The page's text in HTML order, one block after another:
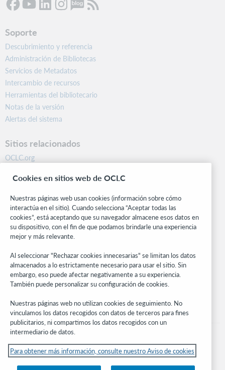
Soporte
Descubrimiento y referencia
Administración de Bibliotecas
Servicios de Metadatos
Intercambio de recursos
Herramientas del bibliotecario
Notas de la versión
Alertas del sistema
Sitios relacionados
OCLC.org
Centro comunitario
Investigación
WebJunction
Red de desarrolladores
Manténgase al día
Obtenga las últimas novedades de los productos, estudios de
investigación, eventos y mucho más – directo a su bandeja de
entrada.
Suscríbase ahora
Cookies en sitios web de OCLC
Nuestras páginas web usan cookies (información sobre cómo
interactúa en el sitio). Cuando selecciona “Aceptar todas las
cookies”, está aceptando que su navegador almacene esos datos en
su dispositivo, con el fin de que podamos brindarle una experiencia
mejor y más relevante.
Al seleccionar "Rechazar cookies innecesarias" se limitan los datos
almacenados a lo estrictamente necesario para usar el sitio. Sin
embargo, eso puede afectar negativamente a su experiencia.
También puede personalizar su configuración de cookies.
Nuestras páginas web no utilizan cookies de seguimiento. No
vinculamos los datos recogidos con datos de terceros para fines
publicitarios, ni compartimos los datos recogidos con un
intermediario de datos.
Para obtener más información, consulte nuestro Aviso de cookies